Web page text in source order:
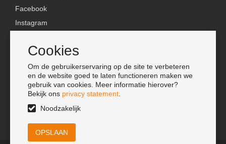
Cookies
Om de gebruikerservaring op de site te verbeteren
en de website goed te laten functioneren maken we
gebruik van cookies. Meer informatie hierover?
Bekijk ons privacy statement
Noodzakelijk
Facebook
Instagram
TikTok
Tools
Lookbook
Nieuwe klant